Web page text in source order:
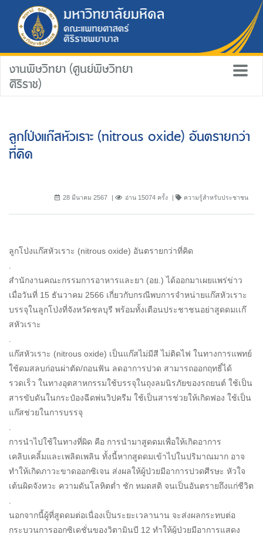
งานพิษวิทยา (ศูนย์พิษวิทยา
ศิริราช)
ลูกโป่งแก๊สหัวเราะ (nitrous oxide) อันตรายกว่า
ที่คิด
28 มีนาคม 2567 อ่าน 15074 ครั้ง ความรู้สำหรับประชาชน
ลูกโป่งแก๊สหัวเราะ (nitrous oxide) อันตรายกว่าที่คิด
สำนักงานคณะกรรมการอาหารและยา (อย.) ได้ออกมาเผยแพร่ข่าว
เมื่อวันที่ 15 ธันวาคม 2566 เกี่ยวกับกรณีพบการจำหน่ายแก๊สหัวเราะ
บรรจุในลูกโป่งที่จังหวัดชลบุรี พร้อมทั้งเตือนประชาชนอย่าสูดดมเเก๊
สหัวเราะ
แก๊สหัวเราะ (nitrous oxide) เป็นแก๊สไม่มีสี ไม่ติดไฟ ในทางการแพทย์
ใช้ดมสลบก่อนผ่าตัด/ถอนฟัน ลดอาการปวด สามารถออกฤทธิ์ได้
รวดเร็ว ในทางอุตสาหกรรมใช้บรรจุในถุงลมนิรภัยของรถยนต์ ใช้เป็น
สารขับดันในกระป๋องฉีดพ่นวิปครีม ใช้เป็นสารช่วยให้เกิดฟอง ใช้เป็น
แก๊สช่วยในการบรรจุ
การนำไปใช้ในทางที่ผิด คือ การนำมาสูดดมเพื่อให้เกิดอาการ
เคลิบเคลิ้มและเพลิดเพลิน ทั้งนี้หากสูดดมเข้าไปในปริมาณมาก อาจ
ทำให้เกิดภาวะขาดออกซิเจน ส่งผลให้ผู้ป่วยมีอาการปวดศีรษะ หัวใจ
เต้นผิดจังหวะ ความดันโลหิตต่ำ ชัก หมดสติ จนเป็นอันตรายถึงแก่ชีวิต
นอกจากนี้ผู้ที่สูดดมต่อเนื่องเป็นระยะเวลานาน จะส่งผลกระทบต่อ
กระบวนการออกซิเดชั่นของวิตามินบี 12 ทำให้ผู้ป่วยมีอาการแสดง